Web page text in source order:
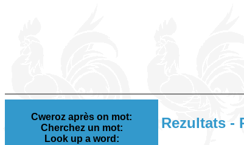
Cweroz après on mot:
Cherchez un mot:
Look up a word:
Rezultats -